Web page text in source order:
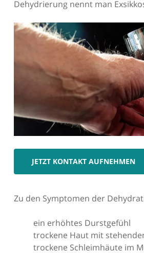
Dehydrierung nennt man
JETZT KONTAKT AUFNEHMEN
Zu den Symptomen der
ein erhöhtes Durstgefühl
trockene Haut mit
trockene Schleimhäute im